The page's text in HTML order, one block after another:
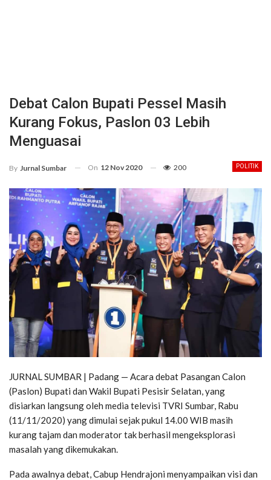
Debat Calon Bupati Pessel Masih
Kurang Fokus, Paslon 03 Lebih
Menguasai
POLITIK
By Jurnal Sumbar On 12 Nov 2020 200
JURNAL SUMBAR | Padang — Acara debat Pasangan Calon
(Paslon) Bupati dan Wakil Bupati Pesisir Selatan, yang
disiarkan langsung oleh media televisi TVRI Sumbar, Rabu
(11/11/2020) yang dimulai sejak pukul 14.00 WIB masih
kurang tajam dan moderator tak berhasil mengeksplorasi
masalah yang dikemukakan.
Pada awalnya debat, Cabup Hendrajoni menyampaikan visi dan